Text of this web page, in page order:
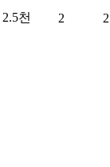
2.5천 2 2